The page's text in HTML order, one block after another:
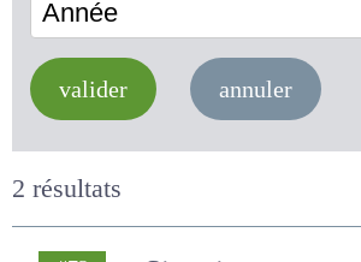
valider annuler
2 résultats